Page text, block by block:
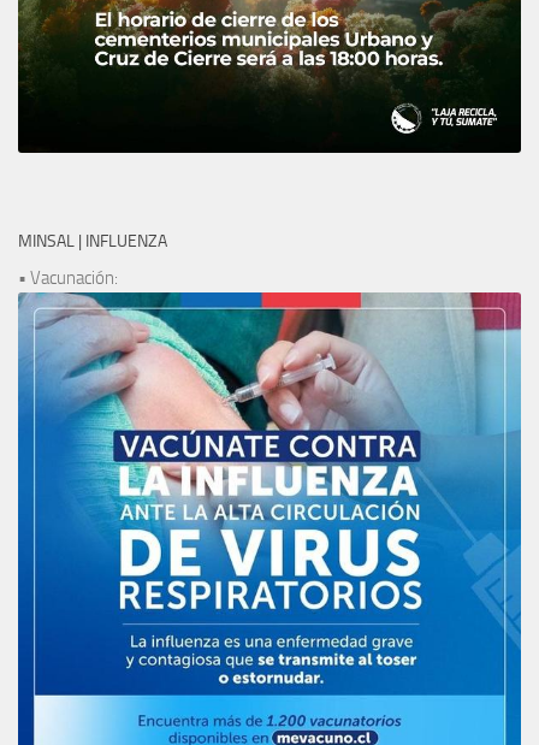
MINSAL | INFLUENZA
• Vacunación: